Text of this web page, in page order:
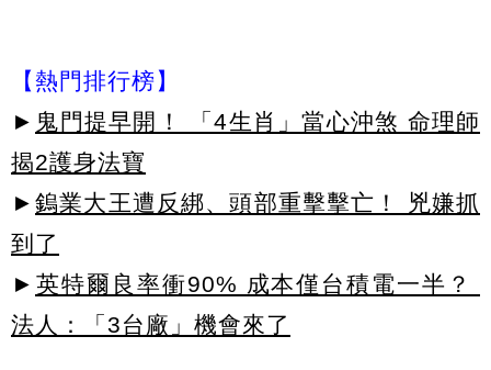
【熱門排行榜】
► 鬼門提早開！ 「4生肖」當心沖煞 命理師
揭2護身法寶
► 鎢業大王遭反綁、頭部重擊擊亡！ 兇嫌抓
到了
► 英特爾良率衝90% 成本僅台積電一半？
法人：「3台廠」機會來了